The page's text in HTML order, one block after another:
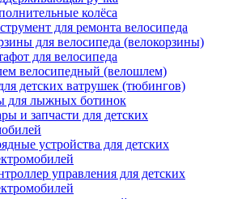
колёса
для ремонта велосипеда
для велосипеда (велокорзины)
для велосипеда
велосипедный (велошлем)
детских ватрушек (тюбингов)
для лыжных ботинок
и запчасти для детских
устройства для детских
управления для детских